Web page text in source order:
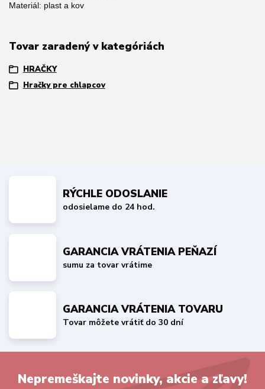
Materiál: plast a kov
Tovar zaradený v kategóriách
HRAČKY
Hračky pre chlapcov
RÝCHLE ODOSLANIE
odosielame do 24 hod.
GARANCIA VRÁTENIA PEŇAZÍ
sumu za tovar vrátime
GARANCIA VRÁTENIA TOVARU
Tovar môžete vrátiť do 30 dní
Nepremeškajte novinky, akcie a zľavy!